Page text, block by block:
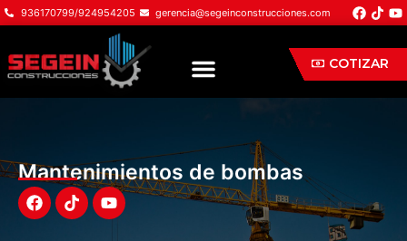
Ir
contenido
936170799/924954205 gerencia@segeinconstrucciones.com F
a
e
b
o
T
i
t
o
k
Y
o
t
b
Menu COTIZAR
Mantenimientos de bombas
F
a
T
i
Y
o